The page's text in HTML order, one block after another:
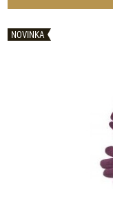
NOVINKA